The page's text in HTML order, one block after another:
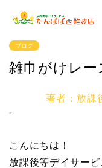
ブログ
雑巾がけレー
著者：放課
'
こんにちは！
放課後等デイサー